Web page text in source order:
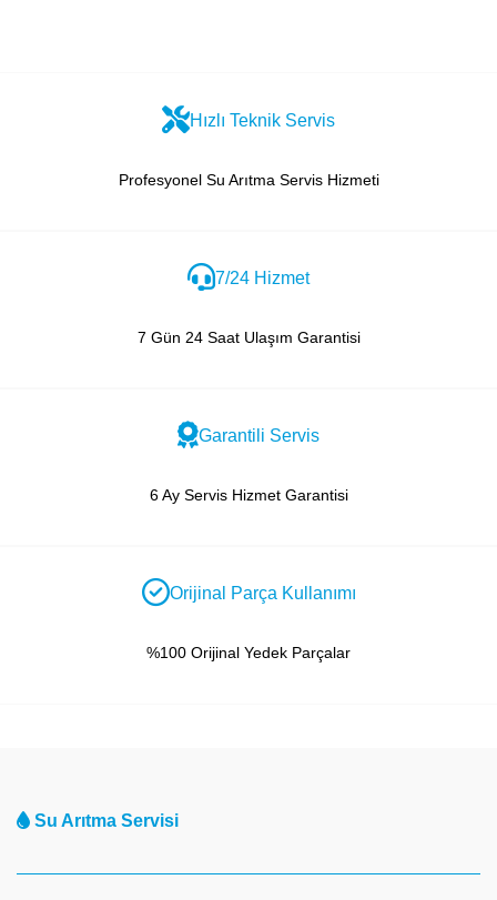
Hızlı Teknik Servis
Profesyonel Su Arıtma Servis Hizmeti
7/24 Hizmet
7 Gün 24 Saat Ulaşım Garantisi
Garantili Servis
6 Ay Servis Hizmet Garantisi
Orijinal Parça Kullanımı
%100 Orijinal Yedek Parçalar
Su Arıtma Servisi